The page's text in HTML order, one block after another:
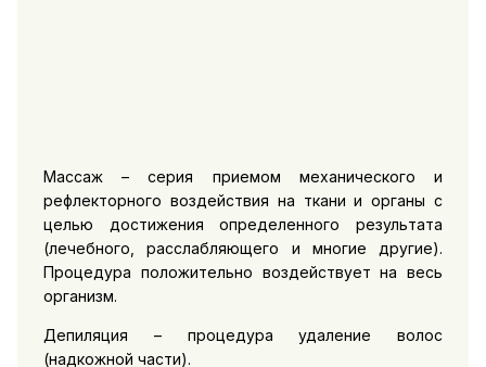
Массаж – серия приемом механического и
рефлекторного воздействия на ткани и органы с
целью достижения определенного результата
(лечебного, расслабляющего и многие другие).
Процедура положительно воздействует на весь
организм.
Депиляция – процедура удаление волос
(надкожной части).